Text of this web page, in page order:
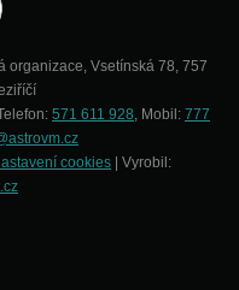
organizace, Vsetínská 78, 757
571 611 928, Mobil: 777
cookies | Vyrobil: